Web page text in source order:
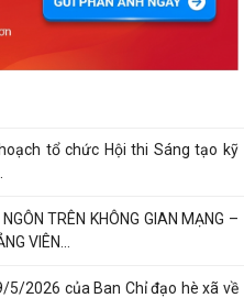
NĂM THỰC HIỆN MÔ HÌNH CHÍNH
tổ chức Hội thi Sáng tạo kỹ
TRÊN KHÔNG GIAN MẠNG –
VIÊN...
5/2026 của Ban Chỉ đạo hè xã về